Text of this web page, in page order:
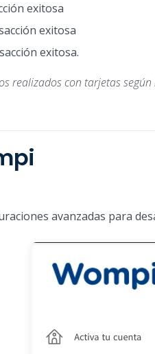
exitosa
exitosa
exitosa.
realizados con tarjetas
avanzadas para